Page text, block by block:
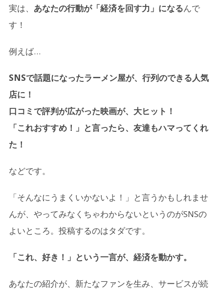
実は、 あなたの行動が「経済を回す力」になるんで
す！
例えば…
SNSで話題になったラーメン屋が、行列のできる人気
店に！
口コミで評判が広がった映画が、大ヒット！
「これおすすめ！」と言ったら、友達もハマってくれ
た！
などです。
「そんなにうまくいかないよ！」と言うかもしれませ
んが、やってみなくちゃわからないというのがSNSの
よいところ。投稿するのはタダです。
「これ、好き！」という一言が、経済を動かす。
あなたの紹介が、新たなファンを生み、サービスが続